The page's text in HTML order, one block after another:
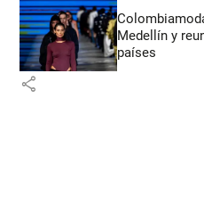
Medellín y
países
share